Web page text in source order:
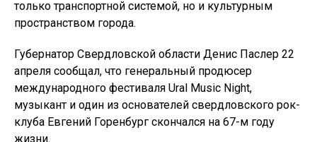
только транспортной системой, но и культурным
пространством города.
Губернатор Свердловской области Денис Паслер 22
апреля сообщал, что генеральный продюсер
международного фестиваля Ural Music Night,
музыкант и один из основателей свердловского рок-
клуба Евгений Горенбург скончался на 67-м году
жизни.